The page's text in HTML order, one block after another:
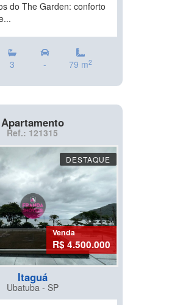
do The Garden: conforto
3 - 79 m2
Apartamento
Ref.: 121315
DESTAQUE
Venda
R$ 4.500.000
Itaguá
Ubatuba - SP